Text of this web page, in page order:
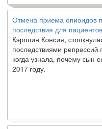
Отмена приема опиоидов
последствия для пациентов
Кэролин Консия,
последствиями репрессий
когда узнала, почему сын
2017 году.